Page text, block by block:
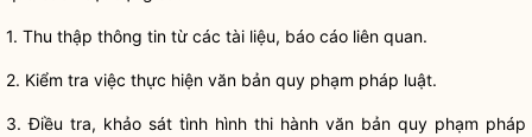
1. Thu thập thông tin từ các tài liệu, báo cáo liên quan.
2. Kiểm tra việc thực hiện văn bản quy phạm pháp luật.
3. Điều tra, khảo sát tình hình thi hành văn bản quy phạm pháp